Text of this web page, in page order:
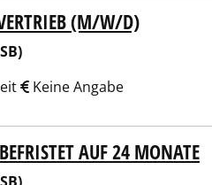
(M/W/D)
Keine Angabe
AUF 24 MONATE